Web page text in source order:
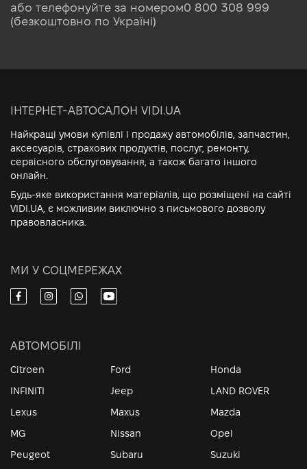
або телефонуйте за номером0 800 308 999
(безкоштовно по Україні)
ІНТЕРНЕТ-АВТОСАЛОН VIDI.UA
Найкращі умови купівлі і продажу автомобілів, запчастин,
аксесуарів, страхових продуктів, послуг, ремонту,
сервісного обслуговування, а також багато іншого
онлайн.
Будь-яке використання матеріалів, що розміщені на сайті
VIDI.UA, є можливим виключно з письмового дозволу
правовласника.
МИ У СОЦМЕРЕЖАХ
АВТОМОБІЛІ
Citroen Ford
Honda
INFINITI
Jeep
LAND ROVER
Lexus
Maxus
Mazda
MG
Nissan
Opel
Peugeot
Subaru
Suzuki